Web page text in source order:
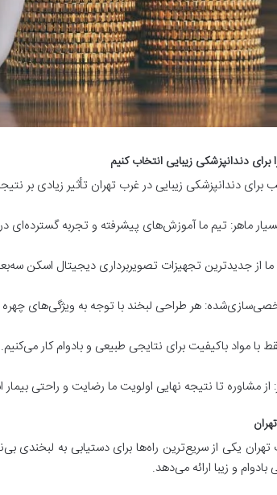
برای دندانپزشکی زیبایی انتخاب کنیم
دندانپزشکی زیبایی در غرب تهران تأثیر زیادی بر
ماهر: تیم ما آموزش‌های پیشرفته و تجربه گسترده‌ای
از جدیدترین تجهیزات تصویربرداری دیجیتال اسکن
هر طراحی لبخند با توجه به ویژگی‌های
با مواد باکیفیت برای نتایجی طبیعی و بادوام کار می‌کنیم.
از مشاوره تا نتیجه نهایی اولویت ما رضایت و راحتی
یکی از سریع‌ترین راه‌ها برای دستیابی به لبخندی
و زیبا ارائه می‌دهد.